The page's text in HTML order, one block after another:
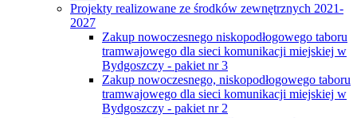
Projekty realizowane ze środków zewnętrznych 2021-
2027
Zakup nowoczesnego niskopodłogowego taboru
tramwajowego dla sieci komunikacji miejskiej w
Bydgoszczy - pakiet nr 3
Zakup nowoczesnego, niskopodłogowego taboru
tramwajowego dla sieci komunikacji miejskiej w
Bydgoszczy - pakiet nr 2